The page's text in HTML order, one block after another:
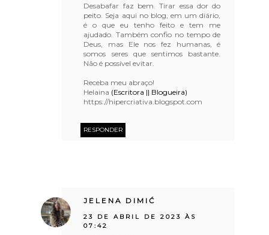
Desabafar faz bem. Tirar essa dor do
peito. Seja aqui no blog, em um diário,
é o que eu tenho feito e tem me
ajudado. Também confio no tempo de
Deus, mas Ele nos fez humanas, é
somos seres que sentimos bastante.
Não é possível evitar.
Receba meu abraço!
Helaina (Escritora || Blogueira)
https://hipercriativa.blogspot.com
RESPONDER
JELENA DIMIĆ
23 DE ABRIL DE 2023 ÀS
07:42